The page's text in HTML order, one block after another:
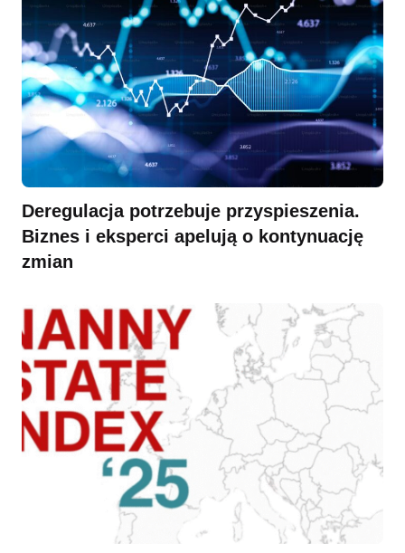
Deregulacja potrzebuje przyspieszenia.
Biznes i eksperci apelują o kontynuację
zmian